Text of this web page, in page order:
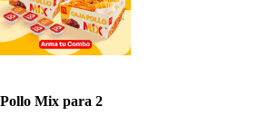
Pollo Mix para 2